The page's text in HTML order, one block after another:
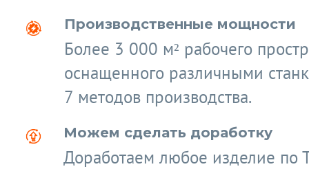
Производственные мощности
Более 3 000 м² рабочего
оснащенного различными
7 методов производства.
Можем сделать доработку
Доработаем любое изделие по